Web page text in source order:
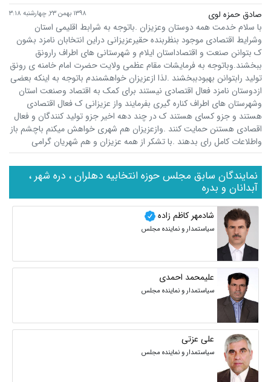
صادق حمزه لوی
۱۳۹۸ بهمن ۲۳, چهارشنبه ۳:۱۸
با سلام خدمت همه دوستان وعزیزان .باتوجه به شرابط اقلیمی استان
وشرایط اقتصادی موجود بنظربنده حقیرعزیزانی دراین انتخابان نامزد بشون
ک بتوانن صنعت و اقتصاداستان ایلام و شهرستانی های اطراف رارونق
ببخشند.وباتوجه به فرمایشات مقام عظمی ولایت حضرت امام خامنه ی رونق
تولید رابتوانن بهبودببخشند .لذا ازعزیزان خواهشمندم باتوجه به اینکه بعضی
ازدوستان نامزد فعال اقتصادی نیستند برای کمک به اقتصاد وصنعت استان
وشهرستان های اطراف کناره گیری بفرمایند واز عزیزانی ک فعال اقتصادی
هستند و جزو کسای هستند ک در چند دهه اخیر جزو تولید کنندگان و فعال
اقصادی هستنن حمایت کنند .وازعزیزان هم شهری خواهش میکنم باچشم باز
واطلاعات کامل رای بدهند .با تشکر از همه عزیزان و هم شهریان گرامی
نمایندگان سابق مجلس حوزه انتخابیه دهلران ، دره شهر ،
آبدانان و بدره
شادمهر کاظم زاده
سیاستمدار و نماینده مجلس
علیمحمد احمدی
سیاستمدار و نماینده مجلس
علی عزتی
سیاستمدار و نماینده مجلس